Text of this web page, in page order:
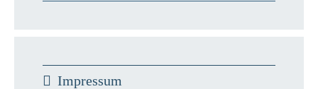
Impressum